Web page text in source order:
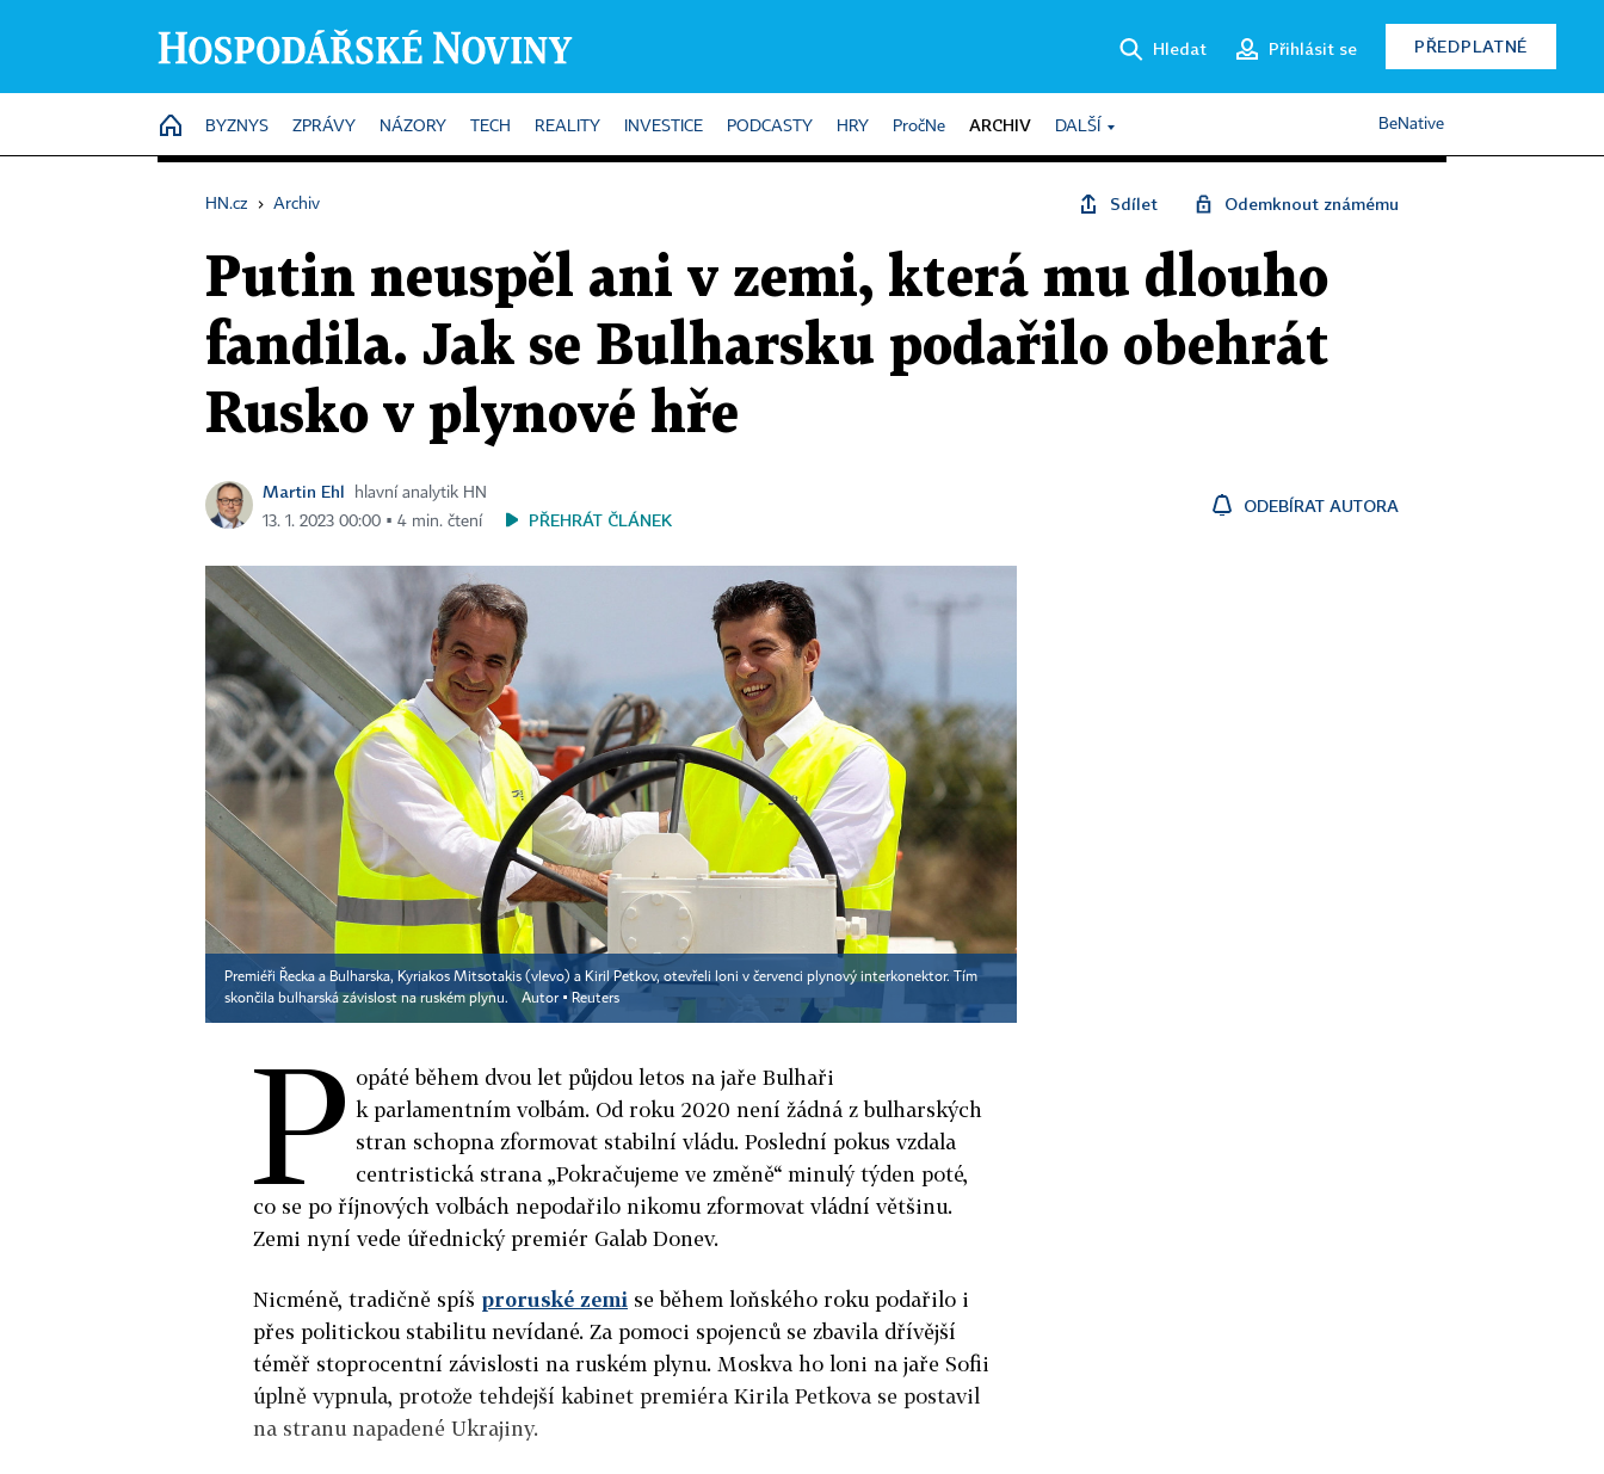
Hledat Přihlásit se PŘEDPLATNÉ
HOME
BYZNYS ZPRÁVY NÁZORY TECH REALITY INVESTICE PODCASTY HRY PročNe ARCHIV DALŠÍ BeNative
HN.cz › Archiv Sdílet Odemknout známému
Putin neuspěl ani v zemi, která mu dlouho
fandila. Jak se Bulharsku podařilo obehrát
Rusko v plynové hře
Martin Ehl
hlavní analytik HN
13. 1. 2023 00:00 ▪ 4 min. čtení
PŘEHRÁT ČLÁNEK
ODEBÍRAT AUTORA
Premiéři Řecka a Bulharska, Kyriakos Mitsotakis (vlevo) a Kiril Petkov, otevřeli loni v červenci plynový interkonektor. Tím
skončila bulharská závislost na ruském plynu.
Autor ▪ Reuters
P opáté během dvou let půjdou letos na jaře Bulhaři
k parlamentním volbám. Od roku 2020 není žádná z bulharských
stran schopna zformovat stabilní vládu. Poslední pokus vzdala
centristická strana „Pokračujeme ve změně“ minulý týden poté,
co se po říjnových volbách nepodařilo nikomu zformovat vládní většinu.
Zemi nyní vede úřednický premiér Galab Donev.
Nicméně, tradičně spíš proruské zemi se během loňského roku podařilo i
přes politickou stabilitu nevídané. Za pomoci spojenců se zbavila dřívější
téměř stoprocentní závislosti na ruském plynu. Moskva ho loni na jaře Sofii
úplně vypnula, protože tehdejší kabinet premiéra Kirila Petkova se postavil
na stranu napadené Ukrajiny.